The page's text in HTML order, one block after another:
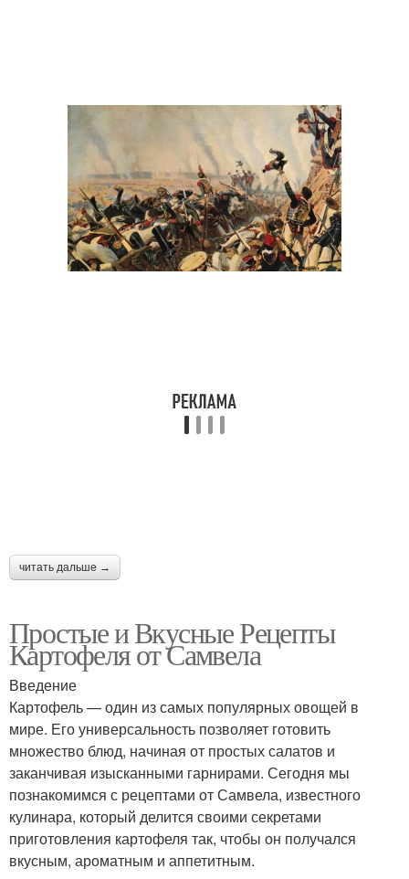
читать дальше →
Простые и Вкусные Рецепты
Картофеля от Самвела
Введение
Картофель — один из самых популярных овощей в
мире. Его универсальность позволяет готовить
множество блюд, начиная от простых салатов и
заканчивая изысканными гарнирами. Сегодня мы
познакомимся с рецептами от Самвела, известного
кулинара, который делится своими секретами
приготовления картофеля так, чтобы он получался
вкусным, ароматным и аппетитным.